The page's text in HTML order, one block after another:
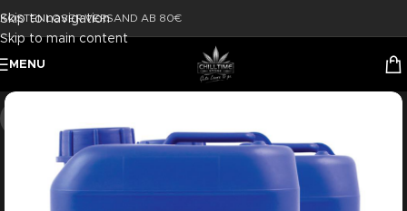
Skip to navigation
Skip to main content
KOSTENLOSER VERSAND AB 80€
MENU